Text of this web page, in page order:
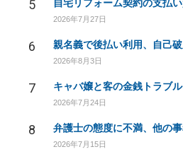
5
2026年7月27日
6
2026年8月3日
7 キャバ嬢と客の金銭トラブル
2026年7月24日
8
2026年7月15日